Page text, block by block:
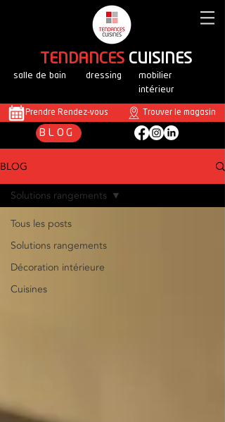
ENDANCES CUISINES
salle de bain dressing
mobilier
intérieur
Prendre Rendez-vous
BLOG
Trouver le magasin
BLOG
Tous les posts
Solutions rangements
Décoration intérieure
Cuisines
Solutions rangements